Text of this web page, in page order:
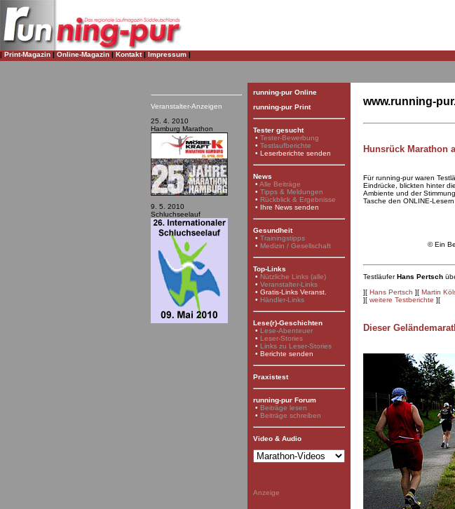
| Print-Magazin | Online-Magazin | Kontakt| Impressum |
Veranstalter-Anzeigen
25. 4. 2010
Hamburg Marathon
9. 5. 2010
Schluchseelauf
running-pur Online
running-pur Print
Tester gesucht
• Tester-Bewerbung
• Testlaufberichte
• Leserberichte senden
News
• Alle Beiträge
• Tipps & Meldungen
• Rückblick & Ergebnisse
• Ihre News senden
Gesundheit
• Trainingstipps
• Medizin / Gesellschaft
Top-Links
• Nützliche Links (alle)
• Veranstalter-Links
• Gratis-Links Veranst.
• Händler-Links
Lese(r)-Geschichten
• Lese-Abenteuer
• Leser-Stories
• Links zu Leser-Stories
• Berichte senden
Praxistest
running-pur Forum
• Beiträge lesen
• Beiträge schreiben
Video & Audio
Anzeige
www.running-
Hunsrück Marathon
Für running-pur waren
Eindrücke, blickten hinter
Ambiente und der
Tasche den ONLINE-
©Ein
TestläuferHans Pertsch
][ Hans Pertsch ][ Martin
][ weitere Testberichte ][
Dieser